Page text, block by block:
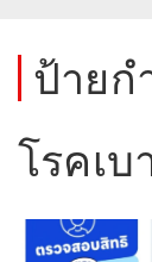
ป้ายก
โรคเ